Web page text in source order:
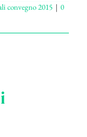
convegno 2015 | 0